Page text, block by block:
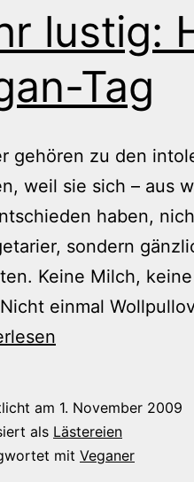
lustig:
Tag
gehören zu den
weil sie sich – aus
haben,
sondern
Keine Milch,
einmal
am 1. November 2009
als Lästereien
mit Veganer